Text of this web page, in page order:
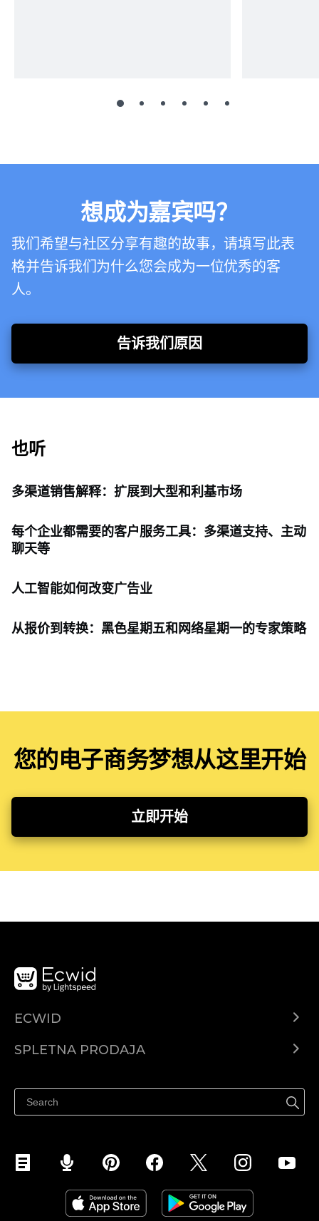
想成为嘉宾吗？
我们希望与社区分享有趣的故事，请填写此表
格并告诉我们为什么您会成为一位优秀的客
人。
告诉我们原因
也听
多渠道销售解释：扩展到大型和利基市场
每个企业都需要的客户服务工具：多渠道支持、主动
聊天等
人工智能如何改变广告业
从报价到转换：黑色星期五和网络星期一的专家策略
您的电子商务梦想从这里开始
立即开始
ECWID
SPLETNA PRODAJA
Prodaja na Instagramu